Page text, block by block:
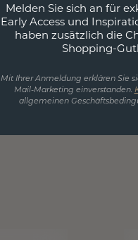
Melden Sie sich an für
Early Access und
haben zusätzlich die
Shopping-
Mit Ihrer Anmeldung erklären Sie
Mail-Marketing einverstanden.
allgemeinen